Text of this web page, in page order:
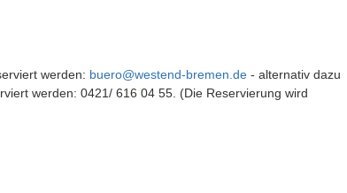
werden: buero@westend-bremen.de - alternativ dazu
werden: 0421/ 616 04 55. (Die Reservierung wird